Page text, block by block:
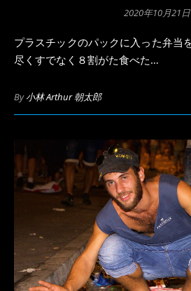
2020年10月21日
プラスチックのパックに入った弁当を買うと、すべてを食い
尽くすでなく８割がた食べた…
By小林 Arthur 朝太郎